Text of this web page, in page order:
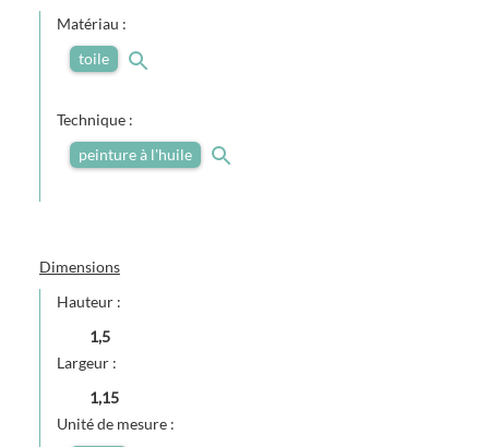
Matériau :
toile
Technique :
peinture à l'huile
Dimensions
Hauteur :
1,5
Largeur :
1,15
Unité de mesure :